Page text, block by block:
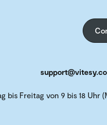
bis Freitag von 9 bis 18